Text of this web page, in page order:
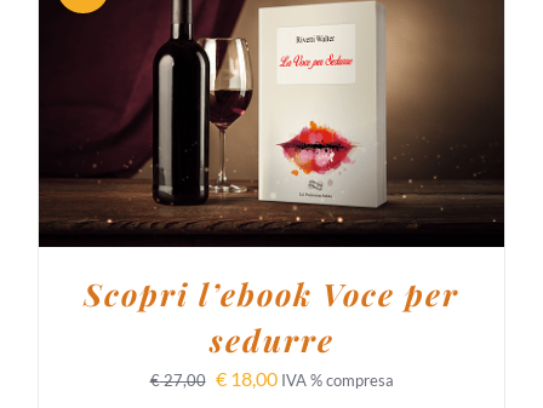
AGGIUNGI AL CARRELLO DETTAGLI
Scopri l’ebook Voce per
sedurre
€27,00 €18,00 IVA % compresa